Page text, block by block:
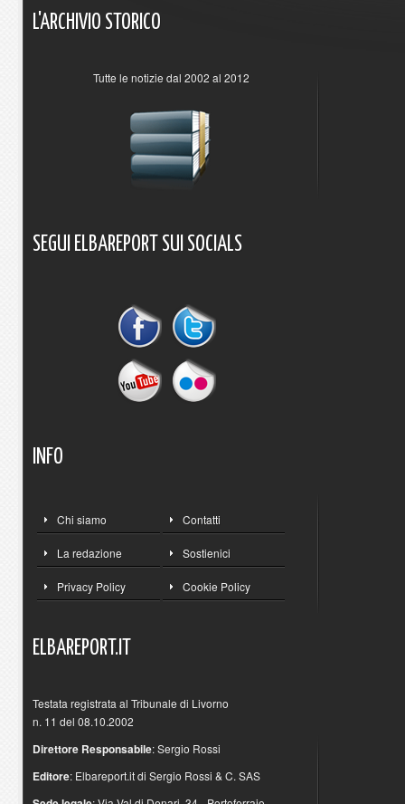
L'ARCHIVIO STORICO
Tutte le notizie dal 2002 al 2012
SEGUI ELBAREPORT SUI SOCIALS
INFO
Chi siamo Contatti
La redazione Sostienici
Privacy Policy Cookie Policy
ELBAREPORT.IT
Testata registrata al Tribunale di Livorno
n. 11 del 08.10.2002
Direttore Responsabile: Sergio Rossi
Editore: Elbareport.it di Sergio Rossi & C. SAS